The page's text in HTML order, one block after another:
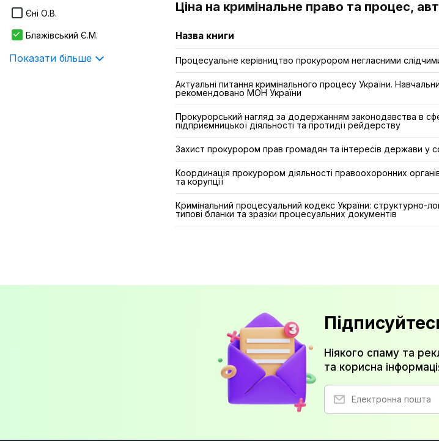
Єні О.В.
Блажівський Є.М.
Показати більше
Ціна на кримінальне право та процес,
Назва книги
Процесуальне керівництво прокурором негласними
Актуальні питання кримінального процесу України.
рекомендовано МОН України
Прокурорський нагляд за додержанням законодавства в
підприємницької діяльності та протидії рейдерству
Захист прокурором прав громадян та інтересів держави у
Координація прокурором діяльності правоохоронних органів
та корупції
Кримінальний процесуальний кодекс України: структурно-
типові бланки та зразки процесуальних документів
Ніякого спаму та
та корисна